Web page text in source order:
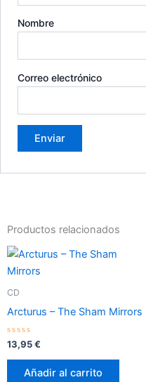
Nombre
Correo electrónico
Productos relacionados
CD
Arcturus – The Sham Mirrors
Valorado
con
0
13,95€
Añadir al carrito